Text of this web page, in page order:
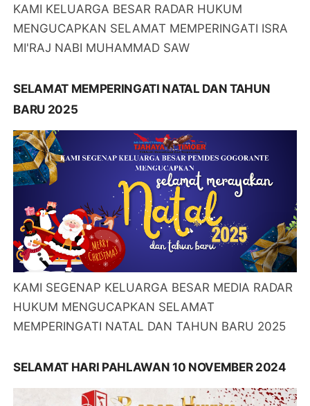
KAMI KELUARGA BESAR RADAR HUKUM
MENGUCAPKAN SELAMAT MEMPERINGATI ISRA
MI'RAJ NABI MUHAMMAD SAW
SELAMAT MEMPERINGATI NATAL DAN TAHUN
BARU 2025
KAMI SEGENAP KELUARGA BESAR MEDIA RADAR
HUKUM MENGUCAPKAN SELAMAT
MEMPERINGATI NATAL DAN TAHUN BARU 2025
SELAMAT HARI PAHLAWAN 10 NOVEMBER 2024